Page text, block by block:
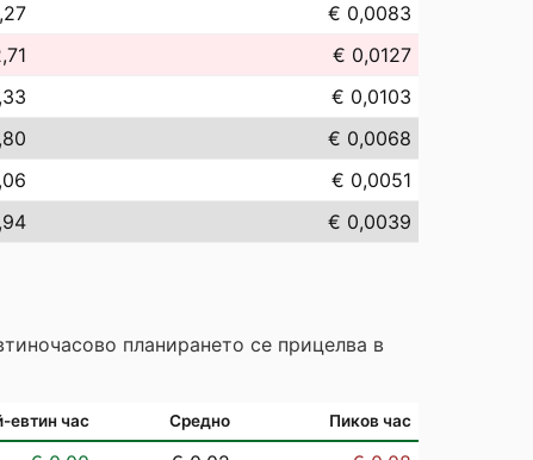
€ 0,0083
€ 0,0127
€ 0,0103
€ 0,0068
€ 0,0051
€ 0,0039
планирането се прицелва в
евтин час Средно Пиков час